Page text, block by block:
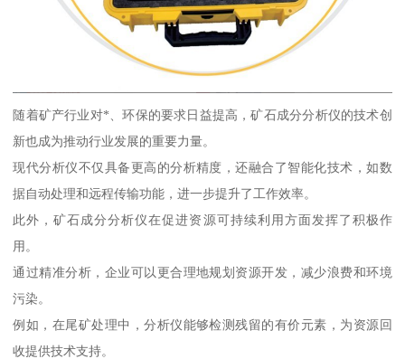
随着矿产行业对*、环保的要求日益提高，矿石成分分析仪的技术创
新也成为推动行业发展的重要力量。
现代分析仪不仅具备更高的分析精度，还融合了智能化技术，如数
据自动处理和远程传输功能，进一步提升了工作效率。
此外，矿石成分分析仪在促进资源可持续利用方面发挥了积极作
用。
通过精准分析，企业可以更合理地规划资源开发，减少浪费和环境
污染。
例如，在尾矿处理中，分析仪能够检测残留的有价元素，为资源回
收提供技术支持。